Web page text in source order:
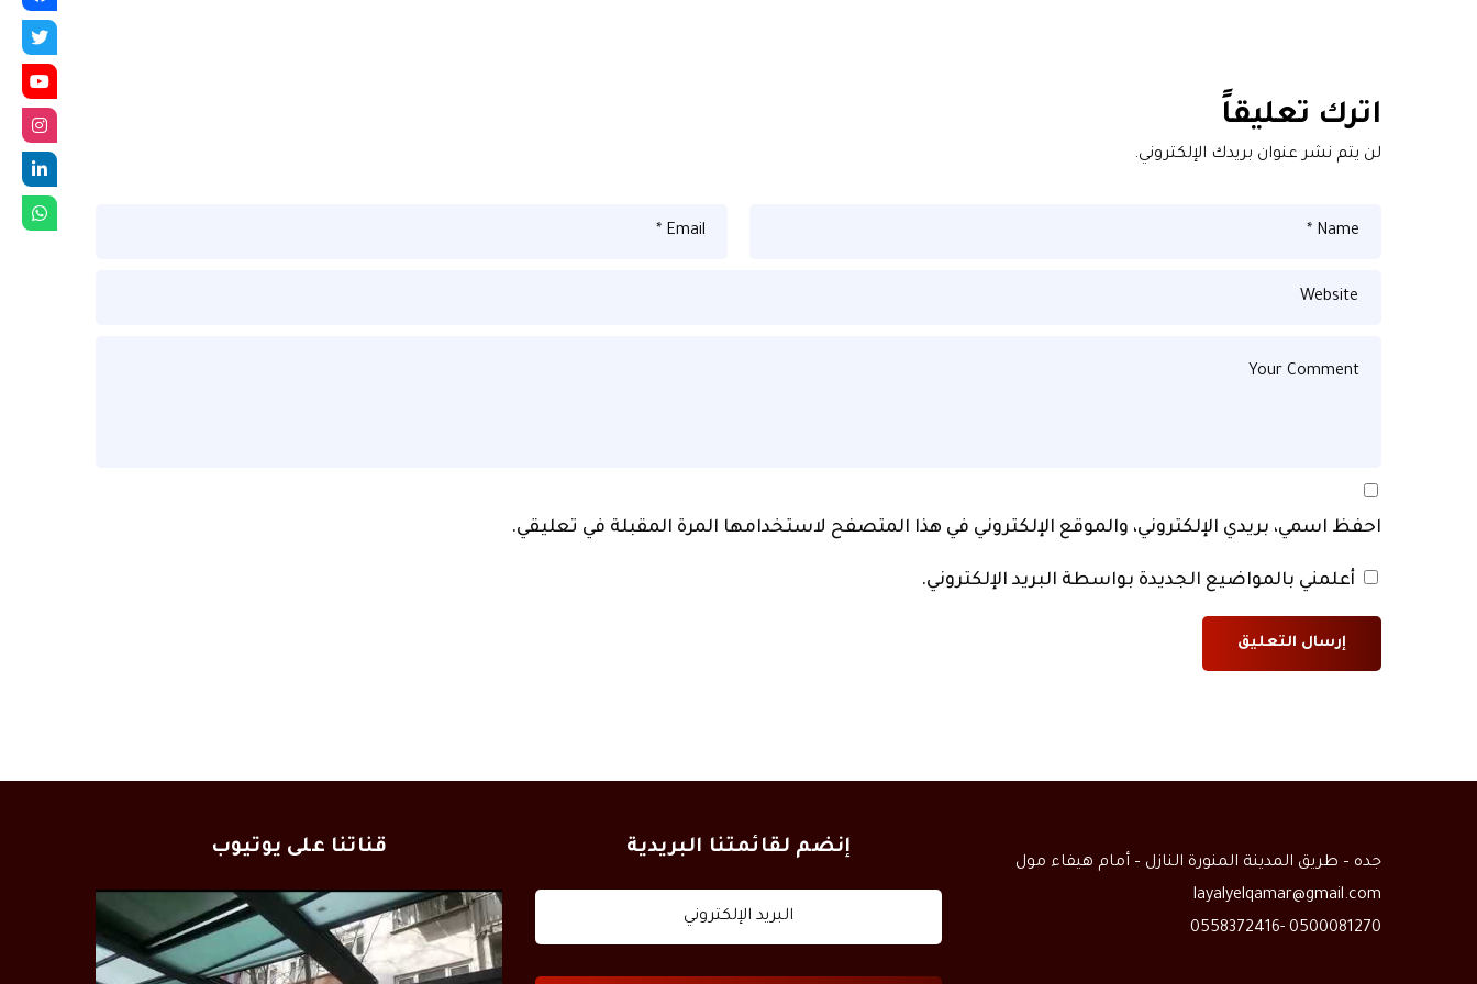
اترك تعليقاً
لن يتم نشر عنوان بريدك الإلكتروني.
احفظ اسمي، بريدي الإلكتروني، والموقع الإلكتروني في هذا المتصفح لاستخدامها المرة المقبلة في تعليقي.
أعلمني بالمواضيع الجديدة بواسطة البريد الإلكتروني.
جده – طريق المدينة المنورة النازل – أمام هيفاء مول
layalyelqamar@gmail.com
0500081270 -0558372416
إنضم لقائمتنا البريدية قناتنا على يوتيوب